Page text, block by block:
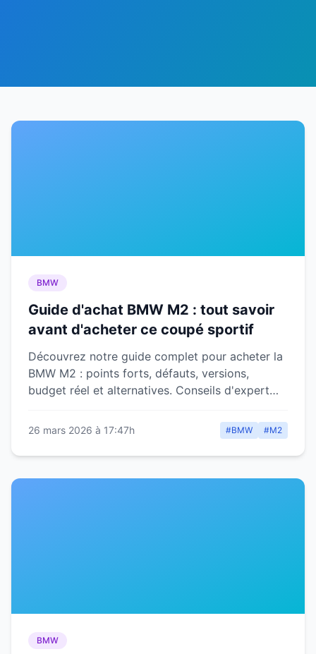
BMW
Guide d'achat BMW M2 : tout savoir
avant d'acheter ce coupé sportif
Découvrez notre guide complet pour acheter la
BMW M2 : points forts, défauts, versions,
budget réel et alternatives. Conseils d'expert
26 mars 2026 à 17:47h #BMW #M2
BMW